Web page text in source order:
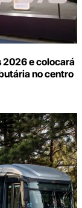
2026 e colocará
no centro